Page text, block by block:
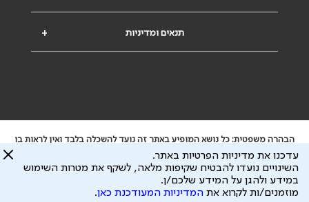
+ תנאים ומדיניות
הבהרה משפטית: כל נושא המופיע באתר זה נועד להשכלה בלבד ואין לראות בו
ייעוץ רפואי או משפטי. אין הר"י אחראית לתוכן המתפרסם באתר זה ולכל נזק
שעלול להיגרם.
ידוע לי שהר"י אוספת ושומרת מידע אישי לצורך מתן השרות וכי חלק ממנו עשוי
להיות מועבר לצדדים שלישיים, הכל בכפוף למדיניות הפרטיות
עדכנו את מדיניות הפרטיות באתר.
השינויים נועדו להבטיח שקיפות מלאה, לשקף את מטרות השימוש
במידע ולהגן על המידע שלכם/ן.
מוזמנים/ות לקרוא את המדיניות המעודכנת כאן.